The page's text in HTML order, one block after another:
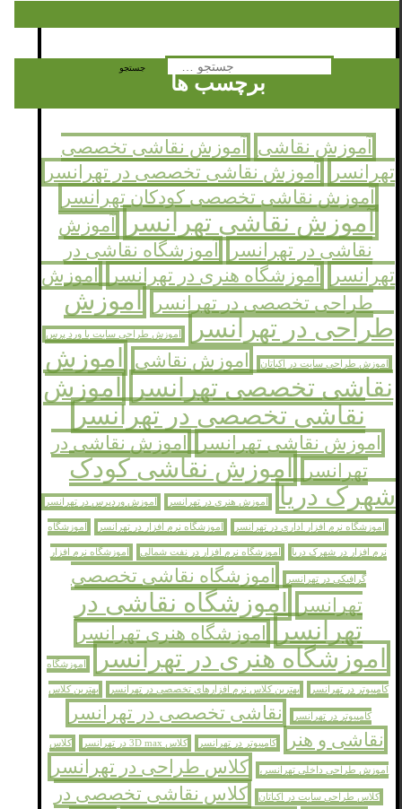
برچسب ها
آموزش نقاشی
آموزش نقاشی تخصصی
تهرانسر
آموزش نقاشی تخصصی در تهرانسر
آموزش نقاشی تخصصی کودکان تهرانسر
آموزش نقاشی تهرانسر
آموزش
نقاشی در تهرانسر
آموزشگاه نقاشی در
تهرانسر
آموزشگاه هنری در تهرانسر
اموزش
طراحی تخصصی در تهرانسر
اموزش
طراحی در تهرانسر
اموزش طراحی سایت با ورد پرس
اموزش طراحی سایت در اکباتان اموزش نقاشی
اموزش
نقاشی تخصصی تهرانسر
اموزش
نقاشی تخصصی در تهرانسر
اموزش نقاشی تهرانسر
اموزش نقاشی در
تهرانسر
اموزش نقاشی کودک
شهرک دریا
اموزش هنری در تهرانسر اموزش وردپرس در تهرانسر
اموزشگاه نرم افزار اداری در تهرانسر اموزشگاه نرم افزار در تهرانسر اموزشگاه
نرم افزار در شهرک دریا اموزشگاه نرم افزار در نفت شمالی اموزشگاه نرم افزار
گرافیکی در تهرانسر
اموزشگاه نقاشی تخصصی
تهرانسر
اموزشگاه نقاشی در
تهرانسر
اموزشگاه هنری تهرانسر
اموزشگاه هنری در تهرانسر اموزشگاه
کامپیوتر در تهرانسر بهترین کلاس نرم افزارهای تخصصی در تهرانسر بهترین کلاس
کامپیوتر در تهرانسر
نقاشی تخصصی در تهرانسر
نقاشی و هنر
کامپیوتر در تهرانسر کلاس 3D max در تهرانسر کلاس
اموزش طراحی داخلی تهرانسر، کلاس طراحی در تهرانسر
کلاس طراحی سایت در اکباتان
کلاس نقاشی تخصصی در